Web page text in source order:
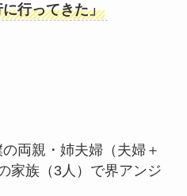
行ってきた」
両親・姉夫婦（夫婦＋
家族（3人）で界アンジ